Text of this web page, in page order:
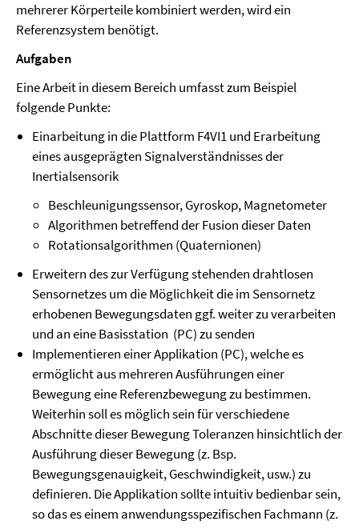
mehrerer Körperteile kombiniert werden, wird ein
Referenzsystem benötigt.
Aufgaben
Eine Arbeit in diesem Bereich umfasst zum Beispiel
folgende Punkte:
Einarbeitung in die Plattform F4VI1 und Erarbeitung
eines ausgeprägten Signalverständnisses der
Inertialsensorik
Beschleunigungssensor, Gyroskop, Magnetometer
Algorithmen betreffend der Fusion dieser Daten
Rotationsalgorithmen (Quaternionen)
Erweitern des zur Verfügung stehenden drahtlosen
Sensornetzes um die Möglichkeit die im Sensornetz
erhobenen Bewegungsdaten ggf. weiter zu verarbeiten
und an eine Basisstation (PC) zu senden
Implementieren einer Applikation (PC), welche es
ermöglicht aus mehreren Ausführungen einer
Bewegung eine Referenzbewegung zu bestimmen.
Weiterhin soll es möglich sein für verschiedene
Abschnitte dieser Bewegung Toleranzen hinsichtlich der
Ausführung dieser Bewegung (z. Bsp.
Bewegungsgenauigkeit, Geschwindigkeit, usw.) zu
definieren. Die Applikation sollte intuitiv bedienbar sein,
so das es einem anwendungsspezifischen Fachmann (z.